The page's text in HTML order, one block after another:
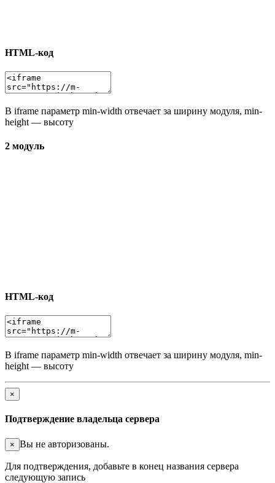
HTML-код
В iframe параметр min-width отвечает за ширину модуля, min-
height — высоту
2 модуль
HTML-код
В iframe параметр min-width отвечает за ширину модуля, min-
height — высоту
×
Подтверждение владельца сервера
× Вы не авторизованы.
Для подтверждения, добавьте в конец названия сервера
следующую запись